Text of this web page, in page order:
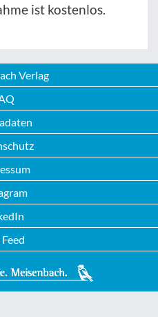
ist kostenlos.
Verlag
Feed